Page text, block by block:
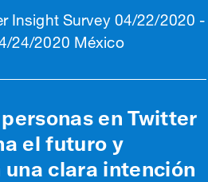
Insight Survey 04/22/2020 -
24/2020 México
en Twitter
el futuro y
una clara intención